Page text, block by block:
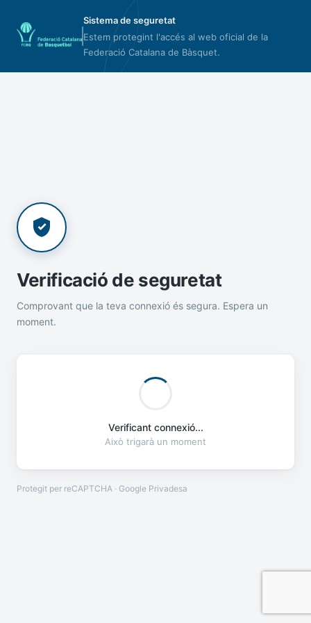
Sistema de seguretat
Estem protegint l'accés al web oficial de la
Federació Catalana de Bàsquet.
Verificació de seguretat
Comprovant que la teva connexió és segura. Espera un
moment.
Verificant connexió...
Això trigarà un moment
Protegit per reCAPTCHA · Google Privadesa